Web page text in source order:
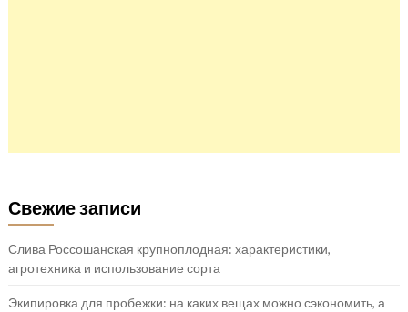
Свежие записи
Слива Россошанская крупноплодная: характеристики,
агротехника и использование сорта
Экипировка для пробежки: на каких вещах можно сэкономить, а